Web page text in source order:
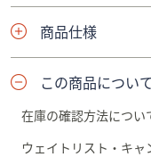
商品仕様
この商品について
在庫の確認方法につい
ウェイトリスト・キ